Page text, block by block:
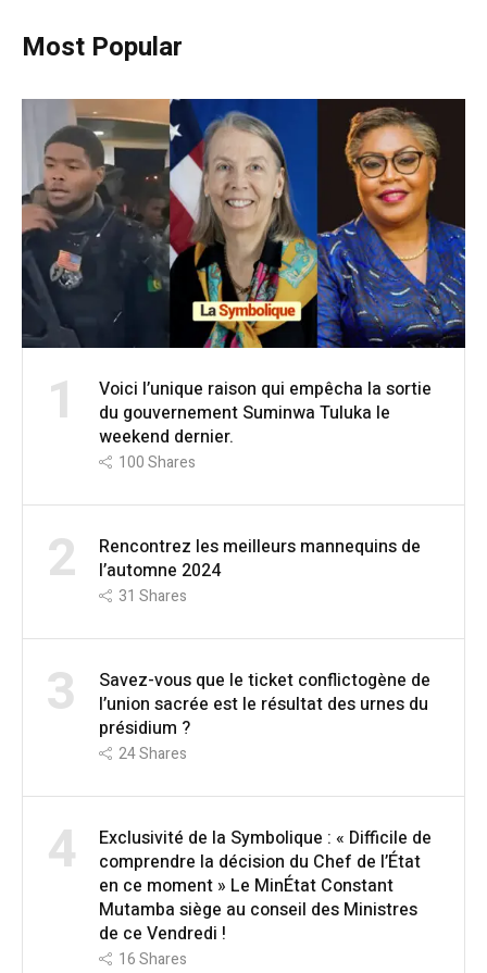
Most Popular
1
Voici l’unique raison qui empêcha la sortie
du gouvernement Suminwa Tuluka le
weekend dernier.
100Shares
2
Rencontrez les meilleurs mannequins de
l’automne 2024
31 Shares
3
Savez-vous que le ticket conflictogène de
l’union sacrée est le résultat des urnes du
présidium ?
24Shares
4
Exclusivité de la Symbolique : « Difficile de
comprendre la décision du Chef de l’État
en ce moment » Le MinÉtat Constant
Mutamba siège au conseil des Ministres
de ce Vendredi !
16Shares